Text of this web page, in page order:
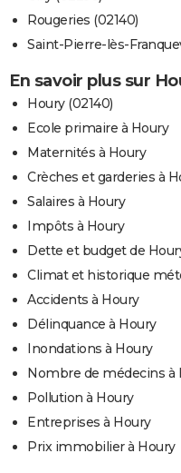
Rougeries (02140)
Saint-Pierre-lès-
En savoir plus sur
Houry (02140)
Ecole primaire à Houry
Maternités à Houry
Crèches et garderies à
Salaires à Houry
Impôts à Houry
Dette et budget de
Climat et historique
Accidents à Houry
Délinquance à Houry
Inondations à Houry
Nombre de médecins à
Pollution à Houry
Entreprises à Houry
Prix immobilier à Houry